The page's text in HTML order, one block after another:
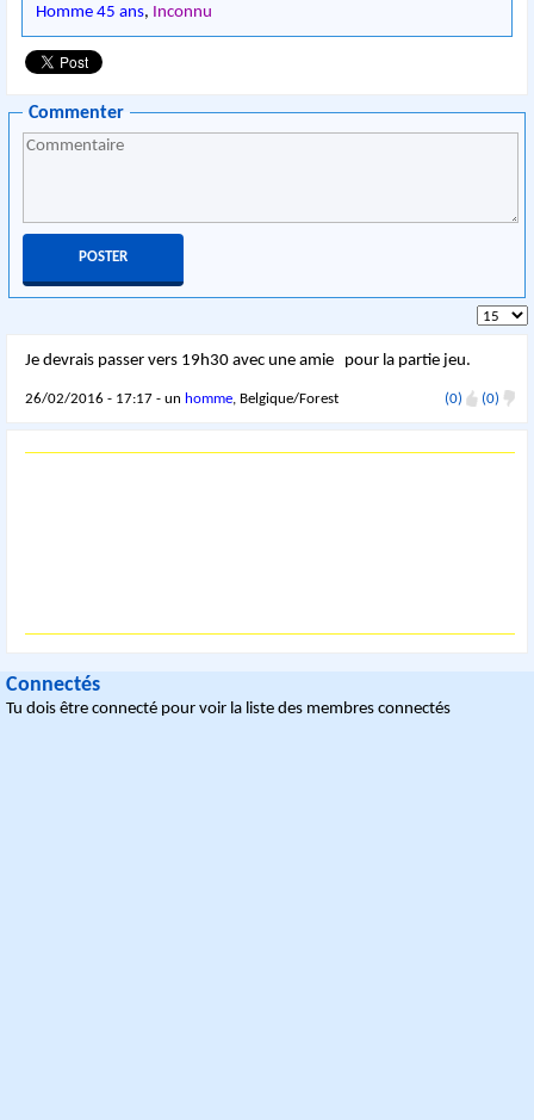
Homme 45 ans, Inconnu
Commenter
Je devrais passer vers 19h30 avec une amie pour la partie jeu.
26/02/2016 - 17:17 - un homme, Belgique/Forest (0) (0)
Connectés
Tu dois être connecté pour voir la liste des membres connectés